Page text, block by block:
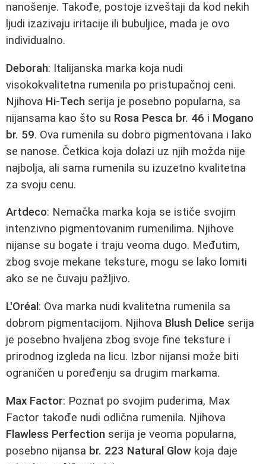
nanošenje. Takođe, postoje izveštaji da kod nekih
ljudi izazivaju iritacije ili bubuljice, mada je ovo
individualno.
Deborah: Italijanska marka koja nudi
visokokvalitetna rumenila po pristupačnoj ceni.
Njihova Hi-Tech serija je posebno popularna, sa
nijansama kao što su Rosa Pesca br. 46 i Mogano
br. 59. Ova rumenila su dobro pigmentovana i lako
se nanose. Četkica koja dolazi uz njih možda nije
najbolja, ali sama rumenila su izuzetno kvalitetna
za svoju cenu.
Artdeco: Nemačka marka koja se ističe svojim
intenzivno pigmentovanim rumenilima. Njihove
nijanse su bogate i traju veoma dugo. Međutim,
zbog svoje mekane teksture, mogu se lako lomiti
ako se ne čuvaju pažljivo.
L'Oréal : Ova marka nudi kvalitetna rumenila sa
dobrom pigmentacijom. Njihova Blush Delice serija
je posebno hvaljena zbog svoje fine teksture i
prirodnog izgleda na licu. Izbor nijansi može biti
ograničen u poređenju sa drugim markama.
Max Factor: Poznat po svojim puderima, Max
Factor takođe nudi odlična rumenila. Njihova
Flawless Perfection serija je veoma popularna,
posebno nijansa br. 223 Natural Glow koja daje